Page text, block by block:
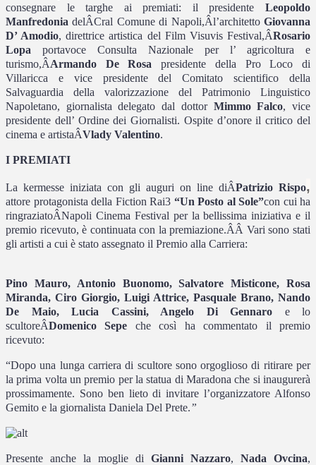
consegnare le targhe ai premiati: il presidente Leopoldo
Manfredonia delÂCral Comune di Napoli,Âl’architettoGiovanna
D’ Amodio, direttrice artistica del Film Visuvis Festival,ÂRosario
Lopa portavoce Consulta Nazionale per l’ agricoltura e
turismo,ÂArmando De Rosa presidente della Pro Loco di
Villaricca e vice presidente del Comitato scientifico della
Salvaguardia della valorizzazione del Patrimonio Linguistico
Napoletano, giornalista delegato dal dottor Mimmo Falco, vice
presidente dell’ Ordine dei Giornalisti. Ospite d’onore il critico del
cinema e artistaÂVlady Valentino.
I PREMIATI
La kermesse iniziata con gli auguri on line diÂPatrizio Rispo,
attore protagonista della Fiction Rai3 “Un Posto al Sole”con cui ha
ringraziatoÂNapoli Cinema Festival per la bellissima iniziativa e il
premio ricevuto, è continuata con la premiazione.ÂÂ Vari sono stati
gli artisti a cui è stato assegnato il Premio alla Carriera:
Pino Mauro, Antonio Buonomo, Salvatore Misticone, Rosa
Miranda, Ciro Giorgio, Luigi Attrice, Pasquale Brano, Nando
De Maio, Lucia Cassini, Angelo Di Gennaro e lo
scultoreÂDomenico Sepe che così ha commentato il premio
ricevuto:
“Dopo una lunga carriera di scultore sono orgoglioso di ritirare per
la prima volta un premio per la statua di Maradona che si inaugurerà
prossimamente. Sono ben lieto di invitare l’organizzatore Alfonso
Gemito e la giornalista Daniela Del Prete.”
Presente anche la moglie di Gianni Nazzaro, Nada Ovcina,